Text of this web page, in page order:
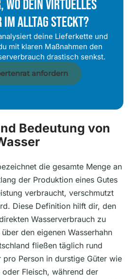
Wo Dein Virtuelles
Im Alltag Steckt?
deine Lieferkette und
mit klaren Maßnahmen den
drastisch senkst.
anfordern
Bedeutung von
die gesamte Menge an
der Produktion eines Gutes
verbraucht, verschmutzt
Diese Definition hilft dir, den
Wasserverbrauch zu
den eigenen Wasserhahn
fließen täglich rund
pro Person in durstige Güter wie
Fleisch, während der